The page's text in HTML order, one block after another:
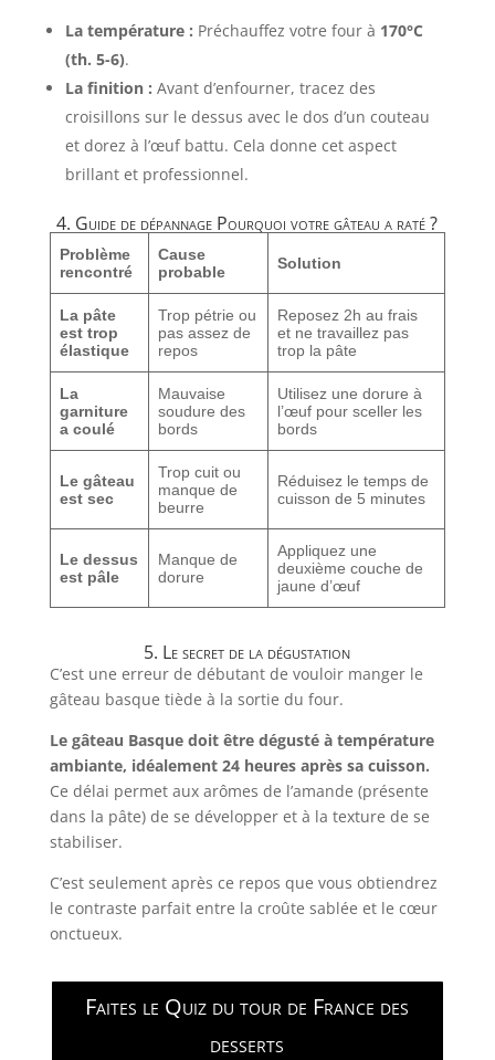
La température : Préchauffez votre four à 170°C
(th. 5-6).
La finition : Avant d’enfourner, tracez des
croisillons sur le dessus avec le dos d’un couteau
et dorez à l’œuf battu. Cela donne cet aspect
brillant et professionnel.
4. Guide de dépannage Pourquoi votre gâteau a raté ?
Problème
rencontré
Cause
probable
Solution
La pâte
est trop
élastique
Trop pétrie ou
pas assez de
repos
Reposez 2h au frais
et ne travaillez pas
trop la pâte
La
garniture
a coulé
Mauvaise
soudure des
bords
Utilisez une dorure à
l’œuf pour sceller les
bords
Le gâteau
est sec
Trop cuit ou
manque de
beurre
Réduisez le temps de
cuisson de 5 minutes
Le dessus
est pâle
Manque de
dorure
Appliquez une
deuxième couche de
jaune d’œuf
5. Le secret de la dégustation
C’est une erreur de débutant de vouloir manger le
gâteau basque tiède à la sortie du four.
Le gâteau Basque doit être dégusté à température
ambiante, idéalement 24 heures après sa cuisson.
Ce délai permet aux arômes de l’amande (présente
dans la pâte) de se développer et à la texture de se
stabiliser.
C’est seulement après ce repos que vous obtiendrez
le contraste parfait entre la croûte sablée et le cœur
onctueux.
Faites le Quiz du tour de France des
desserts